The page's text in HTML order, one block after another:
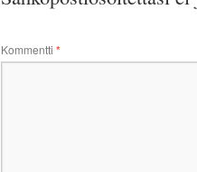
Kommentti *